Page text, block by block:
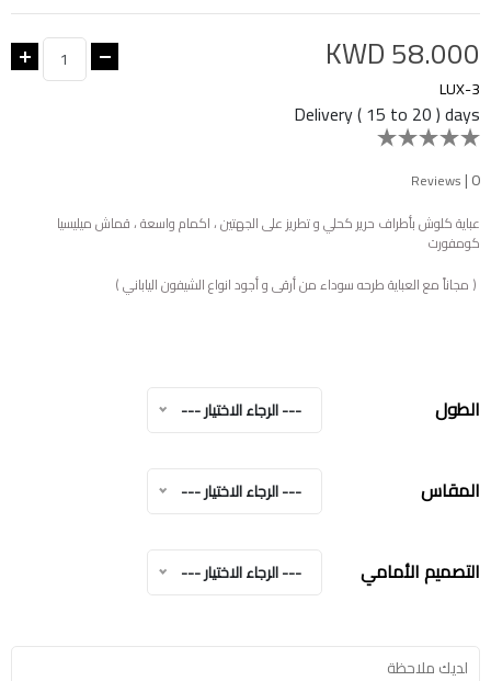
KWD 58.000
LUX-3
Delivery ( 15 to 20 ) days
Reviews |0
عباية كلوش بأطراف حرير كحلي و تطريز على الجهتين ، اكمام واسعة ، قماش ميليسيا
كومفورت
( مجاناً مع العباية طرحه سوداء من أرقى و أجود انواع الشيفون الياباني )
الطول --- الرجاء الاختيار ---
المقاس --- الرجاء الاختيار ---
التصميم الأمامي --- الرجاء الاختيار ---